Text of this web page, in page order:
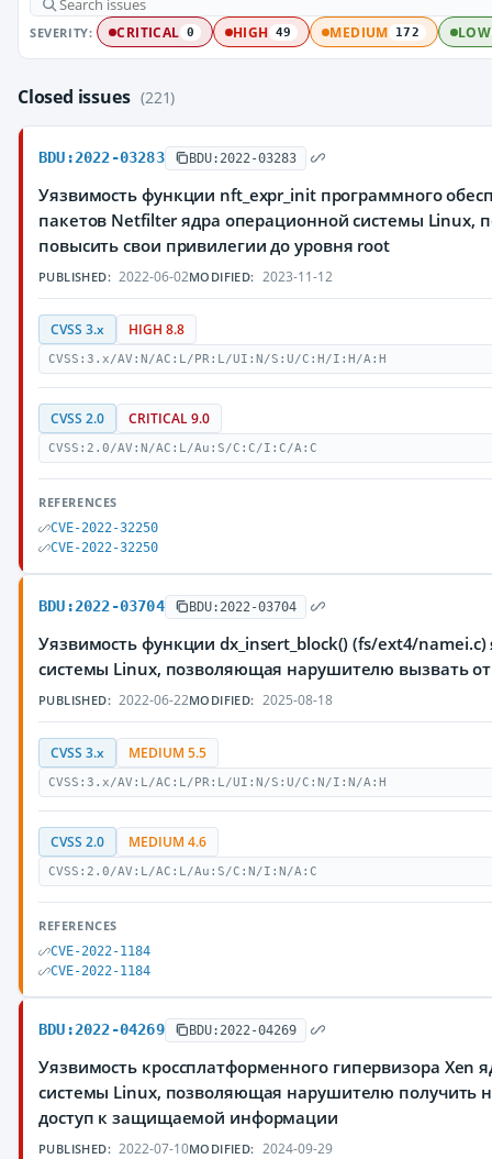
SEVERITY: CRITICAL 0 HIGH 49 MEDIUM 172 LOW
Closed issues (221)
BDU:2022-03283 BDU:2022-03283
Уязвимость функции nft_expr_init программного
пакетов Netfilter ядра операционной системы
повысить свои привилегии до уровня root
PUBLISHED: 2022-06-02MODIFIED: 2023-11-12
CVSS 3.x HIGH 8.8
CVSS:3.x/AV:N/AC:L/PR:L/UI:N/S:U/C:H/I:H/A:H
CVSS 2.0 CRITICAL 9.0
CVSS:2.0/AV:N/AC:L/Au:S/C:C/I:C/A:C
REFERENCES
CVE-2022-32250
CVE-2022-32250
BDU:2022-03704 BDU:2022-03704
Уязвимость функции dx_insert_block() (fs/ext4/
системы Linux, позволяющая нарушителю вызвать
PUBLISHED: 2022-06-22MODIFIED: 2025-08-18
CVSS 3.x MEDIUM 5.5
CVSS:3.x/AV:L/AC:L/PR:L/UI:N/S:U/C:N/I:N/A:H
CVSS 2.0 MEDIUM 4.6
CVSS:2.0/AV:L/AC:L/Au:S/C:N/I:N/A:C
REFERENCES
CVE-2022-1184
CVE-2022-1184
BDU:2022-04269 BDU:2022-04269
Уязвимость кроссплатформенного гипервизора Xen
системы Linux, позволяющая нарушителю получить
доступ к защищаемой информации
PUBLISHED: 2022-07-10MODIFIED: 2024-09-29